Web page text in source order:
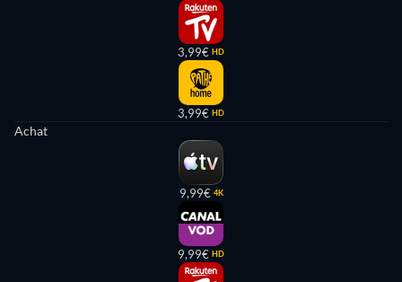
3,99€ HD
3,99€ HD
Achat
9,99€ 4K
9,99€ HD